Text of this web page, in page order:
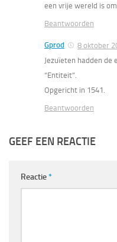
een vrije wereld is om
Beantwoorden
Gprod
8 oktober
Jezuïeten hadden de
“Entiteit”.
Opgericht in 1541.
Beantwoorden
GEEF EEN REACTIE
Reactie*